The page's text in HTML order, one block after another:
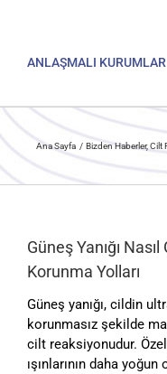
ANLAŞMALI KURUMLAR
Ana Sayfa Bizden Haberler Cilt
Güneş Yanığı
Korunma Yolları
Güneş yanığı, cildin
korunmasız şekilde
cilt reaksiyonudur.
ışınlarının daha